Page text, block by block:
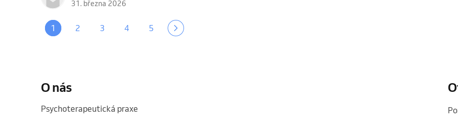
31. března 2026
1 2 3 4 5
O nás
Psychoterapeutická praxe